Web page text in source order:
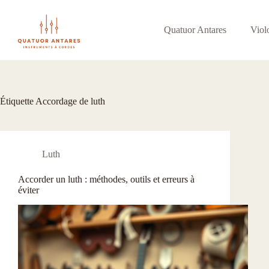
Quatuor Antares
Étiquette Accordage de luth
Luth
Accorder un luth : méthodes, outils et erreurs à
éviter